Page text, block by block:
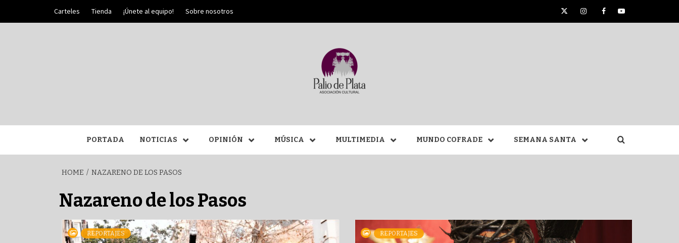
content
Carteles Tienda ¡Únete al equipo! Sobre nosotros TwitterInstagramFacebookYouTube
SEMANA SANTA DE
MÁLAGA
PORTADA NOTICIAS OPINIÓN MÚSICA MULTIMEDIA MUNDO COFRADE SEMANA SANTA
HOME NAZARENO DE LOS PASOS
Nazareno de los Pasos
REPORTAJES REPORTAJES